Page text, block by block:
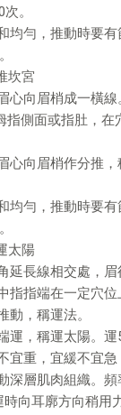
。
均勻，推動時要
坎宮
心向眉梢成一橫線
側面或指肚，在
心向眉梢作分推
均勻，推動時要
太陽
延長線相交處，眉
指指端在一定穴
動，稱運法。
運，稱運太陽。運
宜重，宜緩不宜
深層肌肉組織。
向耳廓方向稍用力